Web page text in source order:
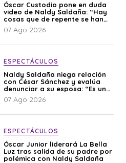
Óscar Custodio pone en duda
video de Naldy Saldaña: “Hay
cosas que de repente se han
editado”
07 Ago 2026
ESPECTÁCULOS
Naldy Saldaña niega relación
con César Sánchez y evalúa
denunciar a su esposa: “Es una
difamación”
07 Ago 2026
ESPECTÁCULOS
Óscar Junior liderará La Bella
Luz tras salida de su padre por
polémica con Naldy Saldaña